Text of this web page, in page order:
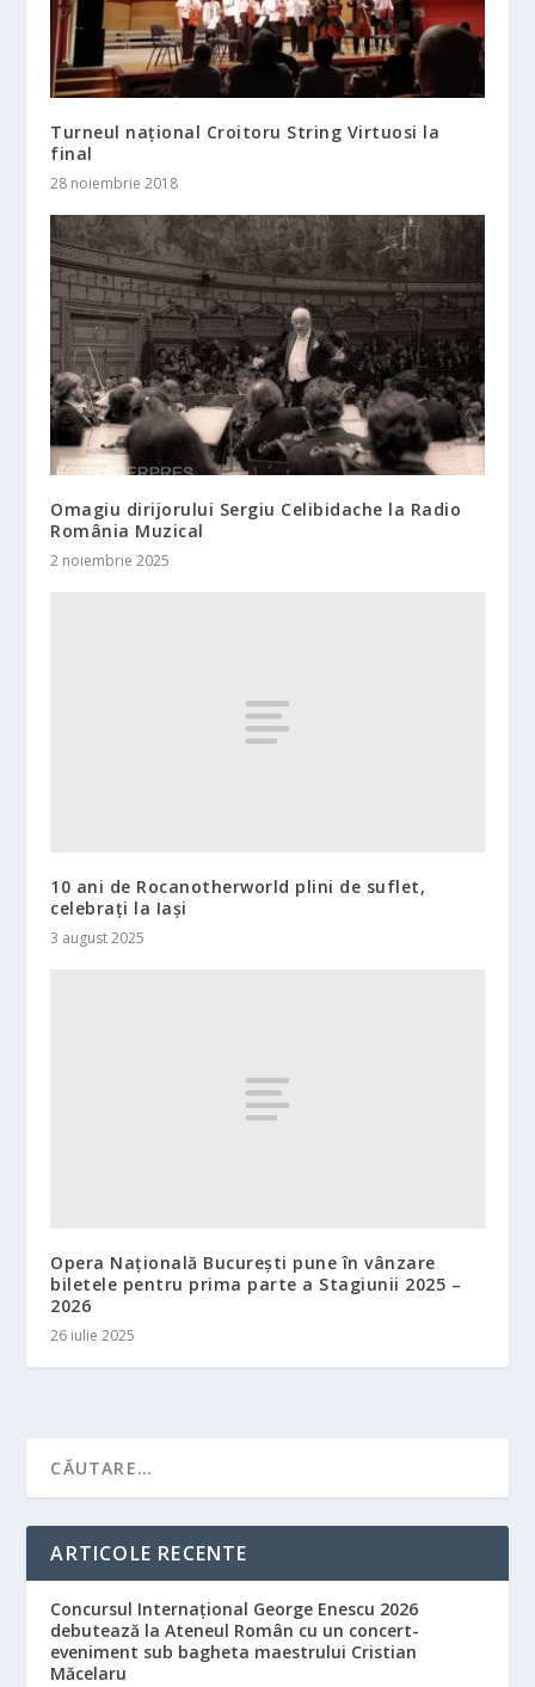
Turneul naţional Croitoru String Virtuosi la
final
28 noiembrie 2018
Omagiu dirijorului Sergiu Celibidache la Radio
România Muzical
2 noiembrie 2025
10 ani de Rocanotherworld plini de suflet,
celebrați la Iași
3 august 2025
Opera Națională București pune în vânzare
biletele pentru prima parte a Stagiunii 2025 –
2026
26 iulie 2025
ARTICOLE RECENTE
Concursul Internațional George Enescu 2026
debutează la Ateneul Român cu un concert-
eveniment sub bagheta maestrului Cristian
Măcelaru